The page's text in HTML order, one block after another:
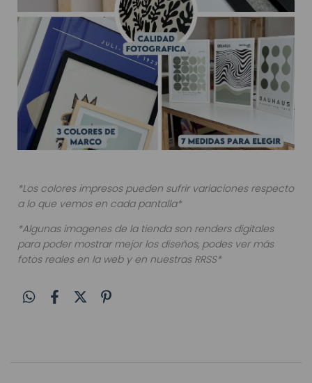
*Los colores impresos pueden sufrir variaciones respecto
a lo que vemos en cada pantalla*
*Algunas imagenes de la tienda son renders digitales
para poder mostrar mejor los diseños, podes ver más
fotos reales en la web y en nuestras RRSS*